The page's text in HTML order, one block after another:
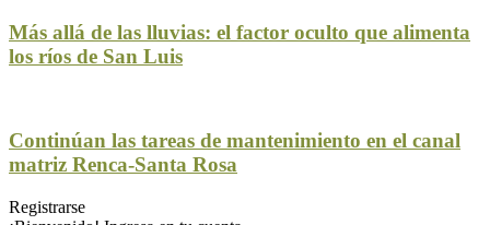
Más allá de las lluvias: el factor oculto que alimenta
los ríos de San Luis
Continúan las tareas de mantenimiento en el canal
matriz Renca-Santa Rosa
Registrarse